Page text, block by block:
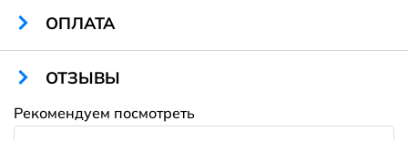
Корпус:
Санкт-Петербург и Ленинградская область
2500 рублей в пределах КАД
ОПЛАТА
ОТЗЫВЫ
Рекомендуем посмотреть